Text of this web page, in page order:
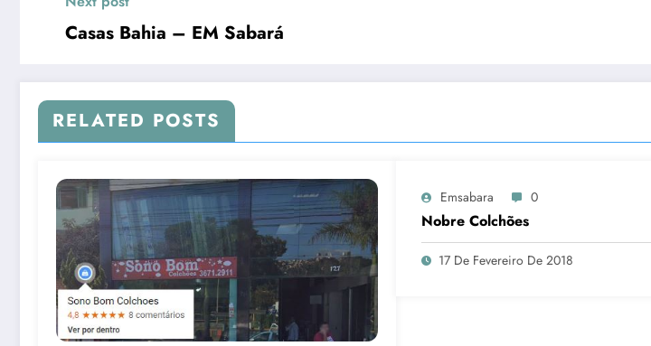
Casas Bahia – EM Sabará
RELATED POSTS
Emsabara 0
Nobre Colchões
17 De Fevereiro De 2018